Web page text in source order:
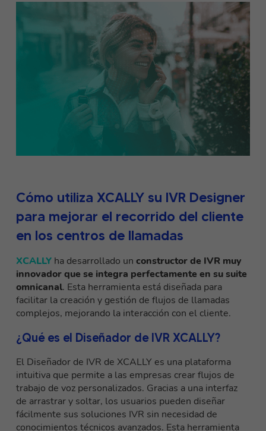
Cómo utiliza XCALLY su IVR Designer
para mejorar el recorrido del cliente
en los centros de llamadas
XCALLY ha desarrollado un constructor de IVR muy
innovador que se integra perfectamente en su suite
omnicanal. Esta herramienta está diseñada para
facilitar la creación y gestión de flujos de llamadas
complejos, mejorando la interacción con el cliente.
¿Qué es el Diseñador de IVR XCALLY?
El Diseñador de IVR de XCALLY es una plataforma
intuitiva que permite a las empresas crear flujos de
trabajo de voz personalizados. Gracias a una interfaz
de arrastrar y soltar, los usuarios pueden diseñar
fácilmente sus soluciones IVR sin necesidad de
conocimientos técnicos avanzados. Esta herramienta